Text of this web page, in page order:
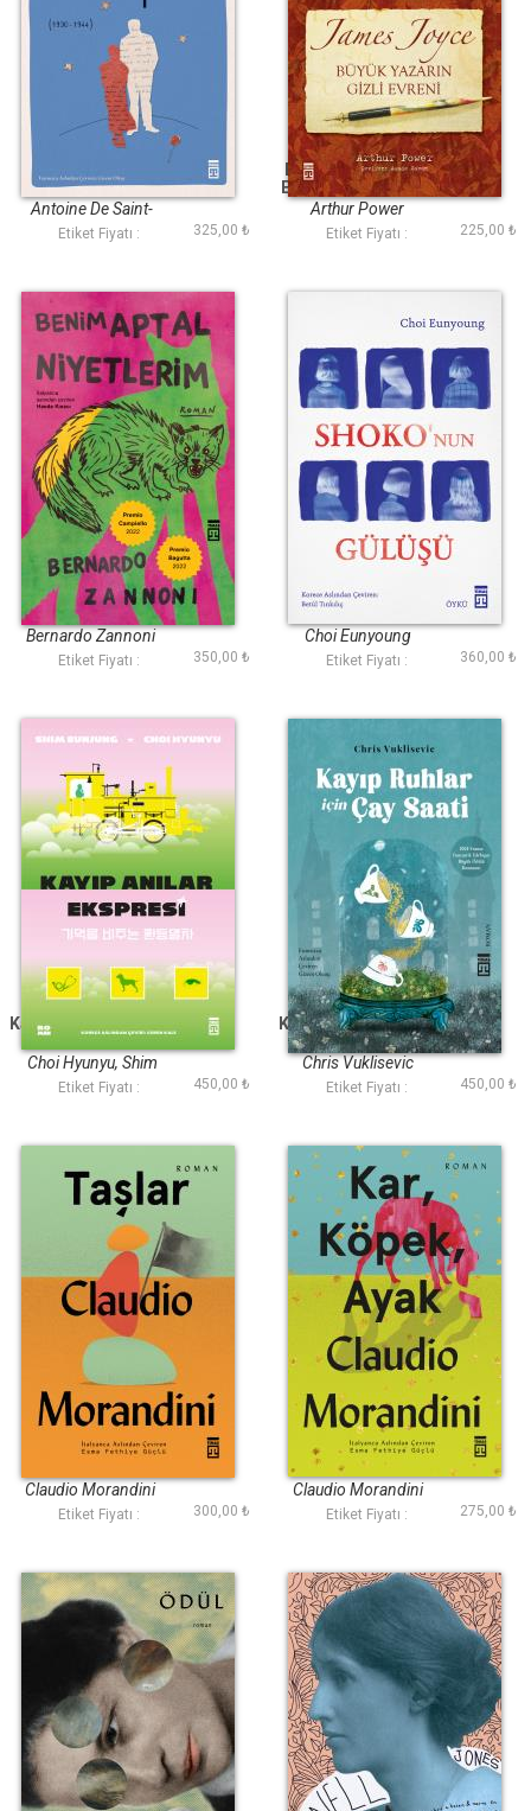
Mektuplar
Antoine De Saint-
Exupéry, Consuelo De
Etiket Fiyatı : 325,00 ₺
Büyük Yazarın Gizli
Evreni James Joyce
Arthur Power
Etiket Fiyatı : 225,00 ₺
Benim Aptal
Niyetlerim
Bernardo Zannoni
Etiket Fiyatı : 350,00 ₺
Shokonun Gülüşü
Choi Eunyoung
Etiket Fiyatı : 360,00 ₺
Kayıp Anılar Ekspresi
Choi Hyunyu, Shim
Eunjung
Etiket Fiyatı : 450,00 ₺
Kayıp Ruhlar İçin Çay
Saati
Chris Vuklisevic
Etiket Fiyatı : 450,00 ₺
Taşlar
Claudio Morandini
Etiket Fiyatı : 300,00 ₺
Kar Köpek Ayak
Claudio Morandini
Etiket Fiyatı : 275,00 ₺